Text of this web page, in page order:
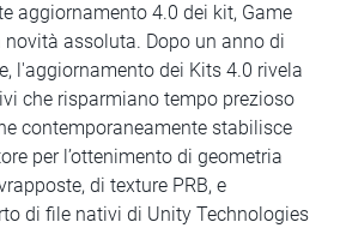
aggiornamento 4.0 dei kit, Game
novità assoluta. Dopo un anno di
l'aggiornamento dei Kits 4.0 rivela
che risparmiano tempo prezioso
contemporaneamente stabilisce
per l’ottenimento di geometria
di texture PRB, e
di file nativi di Unity Technologies